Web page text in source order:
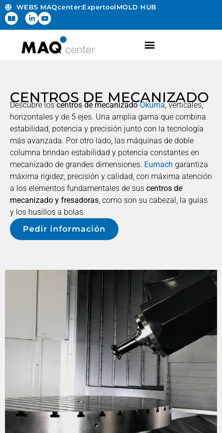
WEBS MAQcenter:ExpertoolMOLD HUB
CENTROS DE MECANIZADO
Descubre loscentros de mecanizadoOkuma , verticales,
horizontales y de 5 ejes. Una amplia gama que combina
estabilidad, potencia y precisión junto con la tecnología
más avanzada. Por otro lado, las máquinas de doble
columna brindan estabilidad y potencia constantes en
mecanizado de grandes dimensiones. Eumach garantiza
máxima rigidez, precisión y calidad, con máxima atención
a los elementos fundamentales de sus centros de
mecanizado y fresadoras , como son su cabezal, la guías
y los husillos a bolas.
Pedir información